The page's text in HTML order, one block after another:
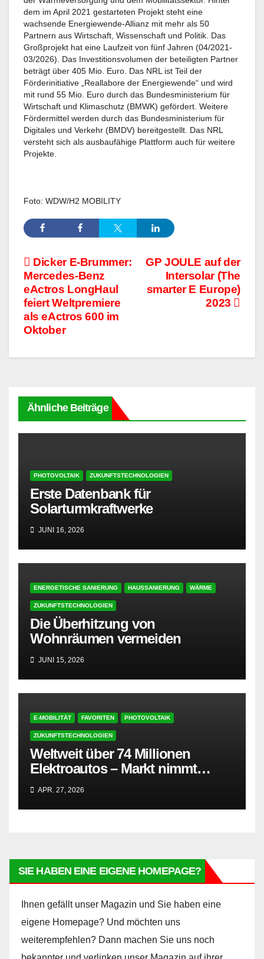
dem im April 2021 gestarteten Projekt steht eine
wachsende Energiewende-Allianz mit mehr als 50
Partnern aus Wirtschaft, Wissenschaft und Politik. Das
Großprojekt hat eine Laufzeit von fünf Jahren (04/2021-
03/2026). Das Investitionsvolumen der beteiligten Partner
beträgt über 405 Mio. Euro. Das NRL ist Teil der
Förderinitiative „Reallabore der Energiewende“ und wird
mit rund 55 Mio. Euro durch das Bundesministerium für
Wirtschaft und Klimaschutz (BMWK) gefördert. Weitere
Fördermittel werden durch das Bundesministerium für
Digitales und Verkehr (BMDV) bereitgestellt. Das NRL
versteht sich als ausbaufähige Plattform auch für weitere
Projekte.
Foto: WDW/H2 MOBILITY
BeitragsnavigationGP JOULE auf der
Intersolar (The
smarter E Europe)
2023
Dicker E-Brummer:
Mercedes-Benz
eActros LongHaul
feiert Weltpremiere
als eActros 600 im
Oktober
Ähnliche Beiträge
PHOTOVOLTAIK ZUKUNFTSTECHNOLOGIEN
Erste Datenbank für
Solarturmkraftwerke
JUNI 16, 2026
ENERGETISCHE SANIERUNG HAUSSANIERUNG WÄRME
ZUKUNFTSTECHNOLOGIEN
Die Überhitzung von
Wohnräumen vermeiden
JUNI 15, 2026
E-MOBILITÄT FAVORITEN PHOTOVOLTAIK
ZUKUNFTSTECHNOLOGIEN
Weltweit über 74 Millionen
Elektroautos – Markt nimmt
wieder deutlich Fahrt auf
APR. 27, 2026
SIE HABEN EINE EIGENE HOMEPAGE?
Ihnen gefällt unser Magazin und Sie haben eine
eigene Homepage? Und möchten uns
weiterempfehlen? Dann machen Sie uns noch